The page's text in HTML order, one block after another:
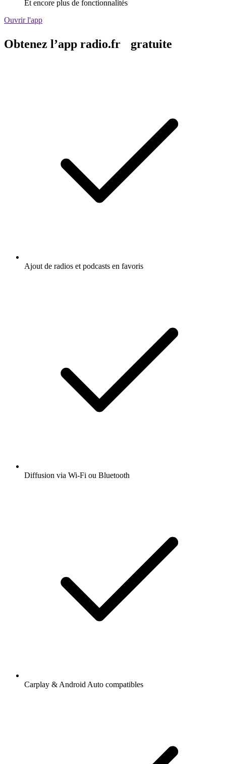
Et encore plus de fonctionnalités
Ouvrir l'app
Obtenez l’app radio.fr gratuite
Ajout de radios et podcasts en favoris
Diffusion via Wi-Fi ou Bluetooth
Carplay & Android Auto compatibles